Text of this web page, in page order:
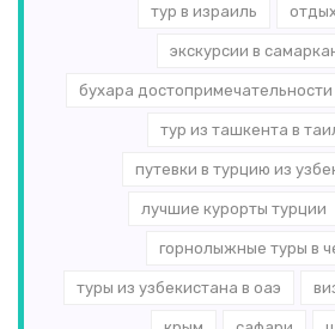
тур в израиль
экскурсии в
бухара достопримечательности
тур из ташкента в
путевки в турцию из
лучшие курорты турции
горнолыжные туры в
туры из узбекистана в оаэ